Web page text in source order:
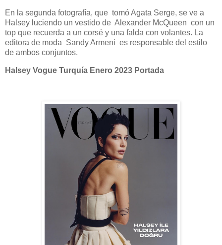
En la segunda fotografía, que tomó Agata Serge, se ve a
Halsey luciendo un vestido de Alexander McQueen con un
top que recuerda a un corsé y una falda con volantes. La
editora de moda Sandy Armeni es responsable del estilo
de ambos conjuntos.
Halsey Vogue Turquía Enero 2023 Portada